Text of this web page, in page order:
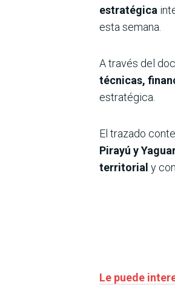
estratégica
esta semana.
A través del
técnicas,
estratégica.
El trazado
Pirayú y
territorial y
Le puede